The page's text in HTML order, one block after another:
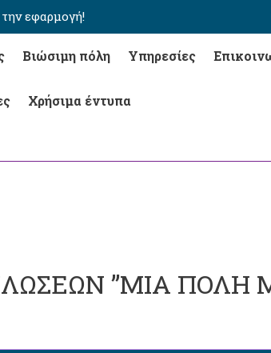
εφαρμογή!
Βιώσιμη πόλη Υπηρεσίες
Χρήσιμα έντυπα
”ΜΙΑ ΠΟΛΗ